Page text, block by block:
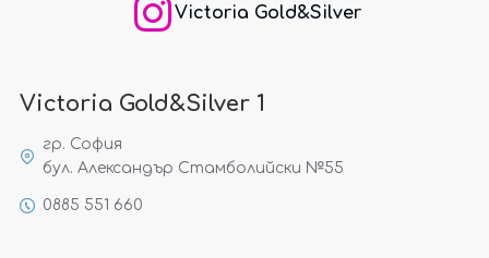
Victoria Gold&Silver
Victoria Gold&Silver 1
гр. София
бул. Александър Стамболийски №55
0885 551 660